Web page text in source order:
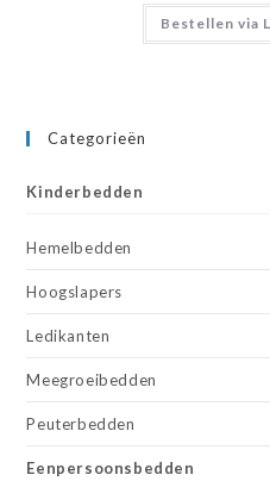
Bestellen via
Categorieën
Kinderbedden
Hemelbedden
Hoogslapers
Ledikanten
Meegroeibedden
Peuterbedden
Eenpersoonsbedden